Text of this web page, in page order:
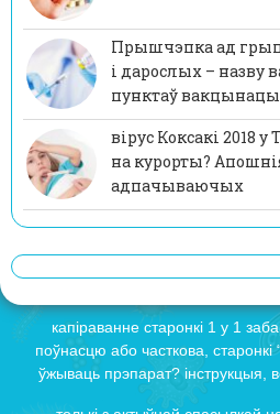
Прышчэпка ад
і дарослых – назву
пунктаў
вірус Коксакі 2018
на курорты?
адпачываючых
капіраванне старонкі 1 у 1
поўнасцю або часткова, старонкі
ўжываць прэпарат? інструкцыя,